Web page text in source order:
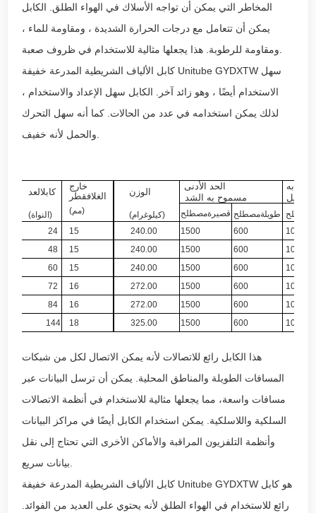
المخاطر التي يمكن أن تواجه الأسلاك في الهواء الطلق. الكابل
يمكن أن تتعامل مع درجات الحرارة الشديدة ، ومقاومة للماء ،
كابل الألياف الشريطية المدرعة خفيفة Unitube GYDXTW سهل
الاستخدام أيضًا ، وهو زائد آخر. الكابل سهل الإعداد والاستخدام ،
لذلك يمكن استخدامه في عدد من الحالات. كما أنه سهل التحرك
كابلالعد
(النواة)
خارج
الغلافقطر
(مم)
الوزن
(كيلوغرام)
الحد الأدنى
مسموح به الشد
به
تحميل
قصيرةمصطلح طويلةمصطلح
مصطلح
24
15 240.00 1500 600
1000
48
15 240.00 1500 600
1000
60
15 240.00 1500 600
1000
72
16 272.00 1500 600
1000
84
16 272.00 1500 600
1000
144
18 325.00 1500 600 1000
هذا الكابل رائع للاتصالات لأنه يمكن الاتصال لكل من شبكات
المسافات الطويلة والمناطق المحلية. يمكن أن ترسل البيانات عبر
مسافات واسعة، مما يجعلها مثالية للاستخدام في أنظمة الاتصالات
السلكية واللاسلكية. يمكن استخدام الكابل أيضًا في مراكز البيانات
وأنظمة التلفزيون المراقبة والأماكن الأخرى التي تحتاج إلى نقل
كابل الألياف الشريطية المدرعة خفيفة Unitube GYDXTW هو كابل
رائع للاستخدام في الهواء الطلق لأنه يحتوي على العديد من الفوائد.